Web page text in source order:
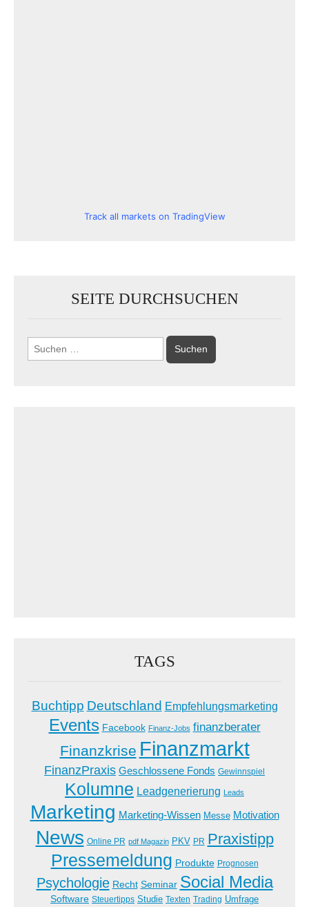
Track all markets on TradingView
SEITE DURCHSUCHEN
Suchen
nach:
TAGS
Buchtipp Deutschland Empfehlungsmarketing
Events Facebook Finanz-Jobs finanzberater
Finanzkrise Finanzmarkt
FinanzPraxis Geschlossene Fonds Gewinnspiel
Kolumne Leadgenerierung Leads
Marketing Marketing-Wissen Messe Motivation
News Online PR pdf Magazin PKV PR Praxistipp
Pressemeldung Produkte Prognosen
Psychologie Recht Seminar Social Media
Software Steuertipps Studie Texten Trading Umfrage